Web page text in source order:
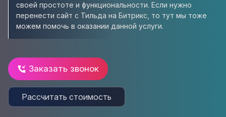
своей простоте и функциональности. Если нужно
перенести сайт с Тильда на Битрикс, то тут мы тоже
можем помочь в оказании данной услуги.
Заказать звонок
Рассчитать стоимость